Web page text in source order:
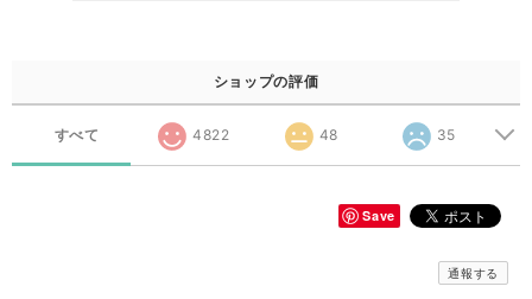
ショップの評価
すべて 4822 48 35
Save
通報する